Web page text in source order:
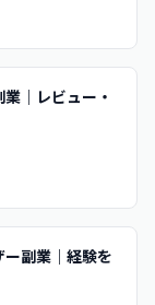
｜レビュー・
副業｜経験を